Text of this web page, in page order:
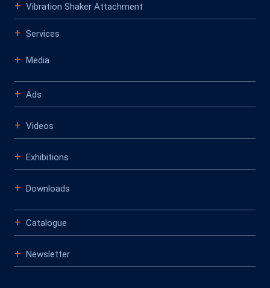
Vibration Shaker Attachment
Services
Media
Ads
Videos
Exhibitions
Downloads
Catalogue
Newsletter